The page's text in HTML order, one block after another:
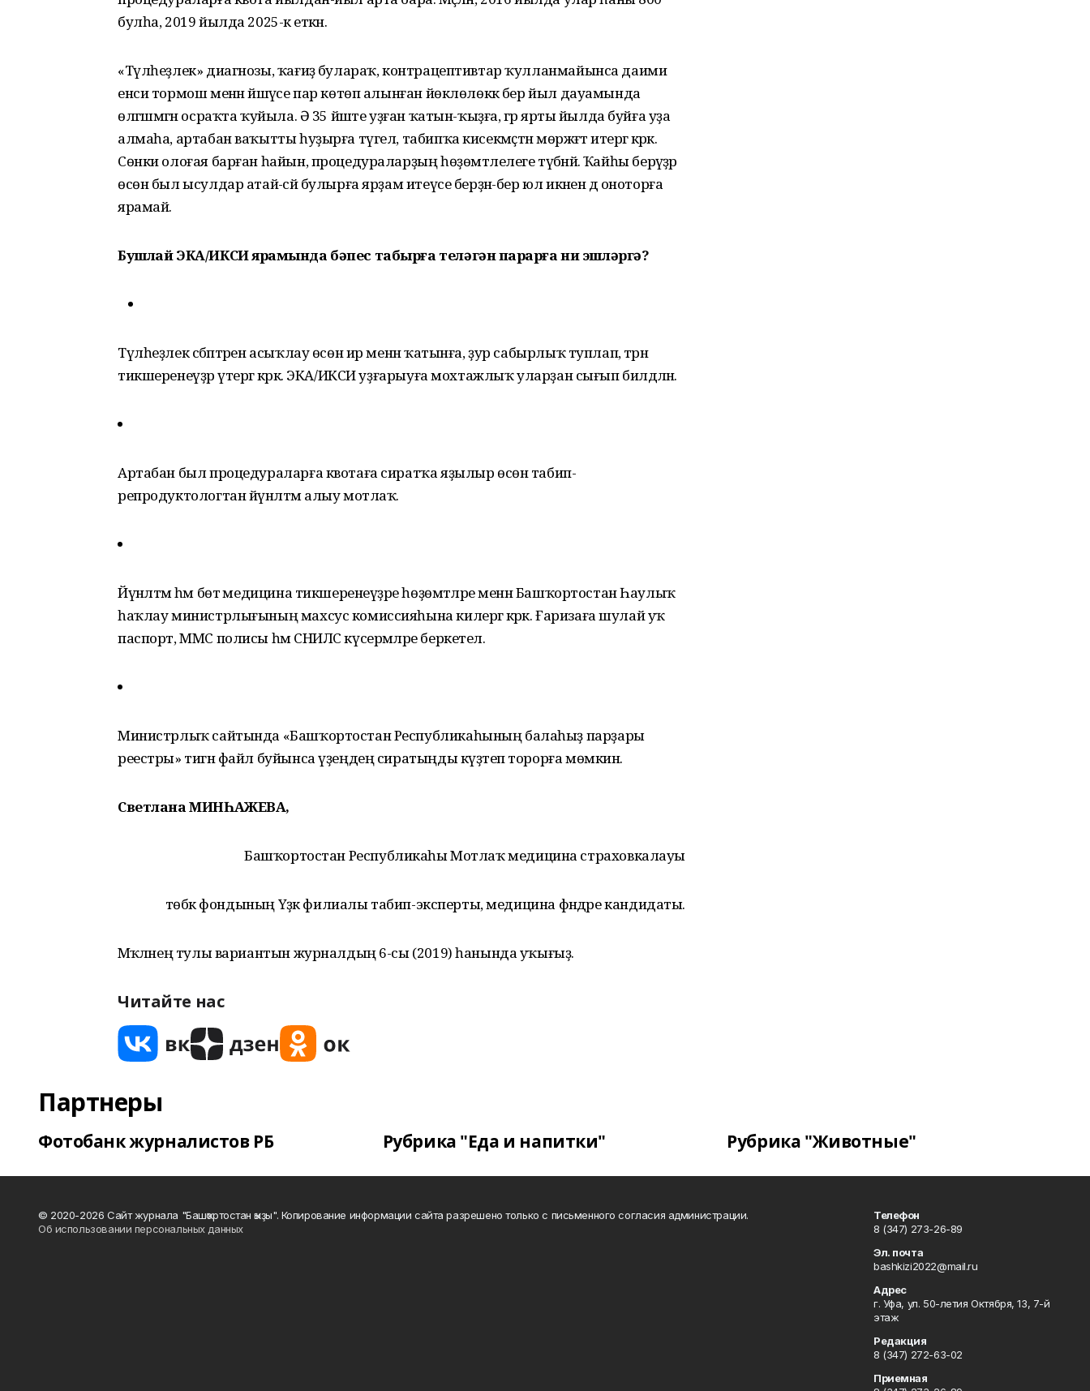
булһа, 2019 йылда 2025-кә еткән.
«Түлһеҙлек» диагнозы, ҡағиҙә булараҡ, контрацептивтар ҡулланма­йынса даими
енси тормош менән йәшәүсе пар көтөп алынған йөклөлөккә бер йыл дауамында
өлгәшмәгән осраҡта ҡуйыла. Ә 35 йәште уҙған ҡатын-ҡыҙға, әгәр ярты йылда буйға уҙа
алмаһа, артабан ваҡытты һуҙырға түгел, табипҡа кисекмәҫтән мөрәжәғәт итергә кәрәк.
Сөнки олоғая барған һайын, проце­дураларҙың һөҙөмтәлелеге түбәнәйә. Ҡайһы берәүҙәр
өсөн был ысулдар атай-әсәй булырға ярҙам итеүсе берҙән-бер юл икәнен дә оноторға
ярамай.
Бушлай ЭКА/ИКСИ ярҙамында бәпес табырға теләгән парҙарға ни эшләргә?
Түлһеҙлек сәбәптәрен асыҡлау өсөн ир менән ҡатынға, ҙур сабырлыҡ туплап, тәрән
тикшеренеүҙәр үтергә кәрәк. ЭКА/ИКСИ уҙғарыуға мохтажлыҡ уларҙан сығып билдәләнә.
Артабан был процедураларға квотаға сиратҡа яҙылыр өсөн табип-
репродуктологтан йүнәлтмә алыу мотлаҡ.
Йүнәлтмә һәм бөтә медицина тикшеренеүҙәре һөҙөмтәләре менән Башҡортостан Һаулыҡ
һаҡлау министрлығының махсус комиссияһына килергә кәрәк. Ғаризаға шулай уҡ
паспорт, ММС полисы һәм СНИЛС күсермәләре беркетелә.
Министрлыҡ сайтында «Башҡортостан Республикаһының балаһыҙ парҙары
реестры» тигән файл буйынса үҙеңдең сиратыңды күҙәтеп торорға мөмкин.
Светлана МИНҺАЖЕВА,
Башҡортостан Республикаһы Мотлаҡ медицина страховкалауы
төбәк фондының Үҙәк филиалы табип-эксперты, медицина фәндәре кандидаты.
Мәҡәләнең тулы вариантын журналдың 6-сы (2019) һанында уҡығыҙ.
Читайте нас
Партнеры
Фотобанк журналистов РБ Рубрика "Еда и напитки" Рубрика "Животные"
© 2020-2026 Сайт журнала "Башҡортостан ҡыҙы". Копирование информации сайта разрешено только с письменного согласия администрации.
Об использовании персональных данных
Телефон
8 (347) 273-26-89
Эл. почта
bashkizi2022@mail.ru
Адрес
г. Уфа, ул. 50-летия Октября, 13, 7-й
этаж
Редакция
8 (347) 272-63-02
Приемная